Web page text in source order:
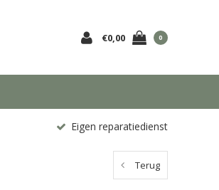
€0,00 0
Eigen reparatiedienst
Terug